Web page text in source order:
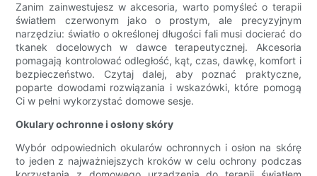
Zanim zainwestujesz w akcesoria, warto pomyśleć o terapii
światłem czerwonym jako o prostym, ale precyzyjnym
narzędziu: światło o określonej długości fali musi docierać do
tkanek docelowych w dawce terapeutycznej. Akcesoria
pomagają kontrolować odległość, kąt, czas, dawkę, komfort i
bezpieczeństwo. Czytaj dalej, aby poznać praktyczne,
poparte dowodami rozwiązania i wskazówki, które pomogą
Ci w pełni wykorzystać domowe sesje.
Okulary ochronne i osłony skóry
Wybór odpowiednich okularów ochronnych i osłon na skórę
to jeden z najważniejszych kroków w celu ochrony podczas